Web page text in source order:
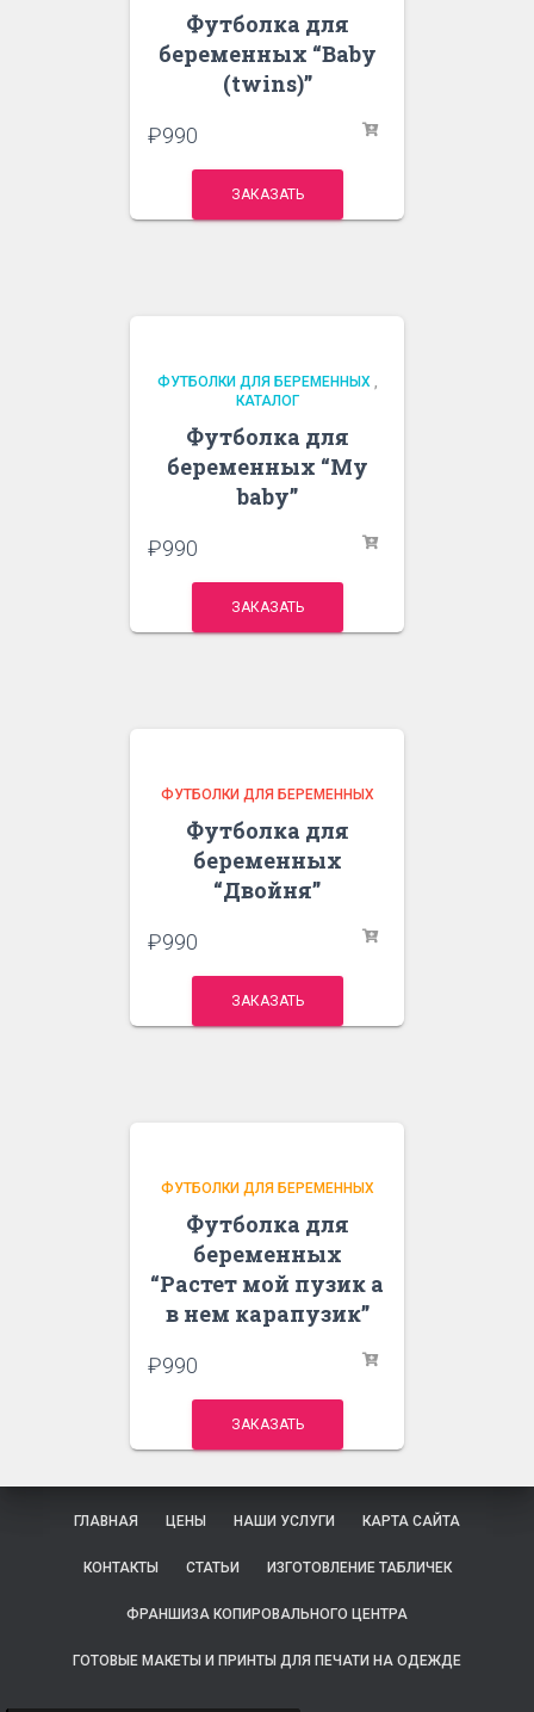
Футболка для
беременных “Baby
(twins)”
₽990
ЗАКАЗАТЬ
ФУТБОЛКИ ДЛЯ БЕРЕМЕННЫХ,
КАТАЛОГ
Футболка для
беременных “My
baby”
₽990
ЗАКАЗАТЬ
ФУТБОЛКИ ДЛЯ БЕРЕМЕННЫХ
Футболка для
беременных
“Двойня”
₽990
ЗАКАЗАТЬ
ФУТБОЛКИ ДЛЯ БЕРЕМЕННЫХ
Футболка для
беременных
“Растет мой пузик а
в нем карапузик”
₽990
ЗАКАЗАТЬ
ГЛАВНАЯ ЦЕНЫ НАШИ УСЛУГИ КАРТА САЙТА
КОНТАКТЫ СТАТЬИ ИЗГОТОВЛЕНИЕ ТАБЛИЧЕК
ФРАНШИЗА КОПИРОВАЛЬНОГО ЦЕНТРА
ГОТОВЫЕ МАКЕТЫ И ПРИНТЫ ДЛЯ ПЕЧАТИ НА ОДЕЖДЕ